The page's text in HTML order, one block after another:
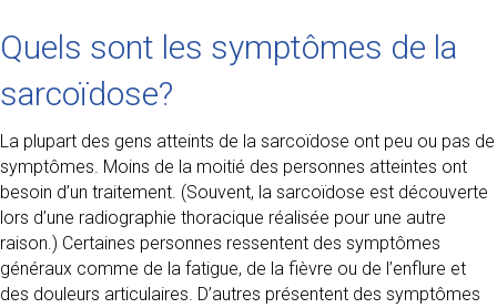
Quels sont les symptômes de la
sarcoïdose?
La plupart des gens atteints de la sarcoïdose ont peu ou pas de
symptômes. Moins de la moitié des personnes atteintes ont
besoin d’un traitement. (Souvent, la sarcoïdose est découverte
lors d’une radiographie thoracique réalisée pour une autre
raison.) Certaines personnes ressentent des symptômes
généraux comme de la fatigue, de la fièvre ou de l’enflure et
des douleurs articulaires. D’autres présentent des symptômes